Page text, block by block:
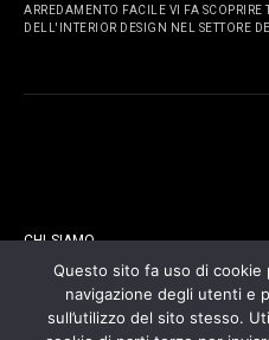
ARREDAMENTO FACILE VI FA SCOPRIRE
DELL'INTERIOR DESIGN NEL SETTORE
CHI SIAMO
CONTATTI
Questo sito fa uso di cookie
navigazione degli utenti e
sull’utilizzo del sito stesso.